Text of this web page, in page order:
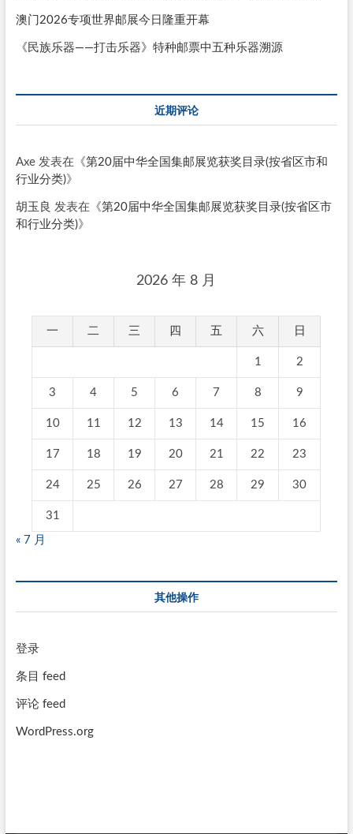
澳门2026专项世界邮展今日隆重开幕
《民族乐器——打击乐器》特种邮票中五种乐器溯源
近期评论
Axe发表在《第20届中华全国集邮展览获奖目录(按省区市和
行业分类)》
胡玉良 发表在《第20届中华全国集邮展览获奖目录(按省区市
和行业分类)》
2026 年 8 月
一 二 三 四 五 六 日
1 2
3 4 5 6 7 8 9
10 11 12 13 14 15 16
17 18 19 20 21 22 23
24 25 26 27 28 29 30
31
« 7 月
其他操作
登录
条目 feed
评论 feed
WordPress.org